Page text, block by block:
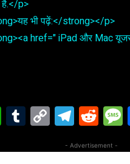
है.</p>
भी पढ़ें:</strong></p>
href=" iPad और Mac
W
h
at
T
u
m
C
o
py
T
el
e
R
e
d
- Advertisement -